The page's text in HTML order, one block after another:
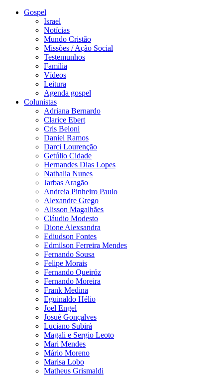
Gospel
Israel
Notícias
Mundo Cristão
Missões / Ação Social
Testemunhos
Família
Vídeos
Leitura
Agenda gospel
Colunistas
Adriana Bernardo
Clarice Ebert
Cris Beloni
Daniel Ramos
Darci Lourenção
Getúlio Cidade
Hernandes Dias Lopes
Nathalia Nunes
Jarbas Aragão
Andreia Pinheiro Paulo
Alexandre Grego
Alisson Magalhães
Cláudio Modesto
Dione Alexsandra
Ediudson Fontes
Edmilson Ferreira Mendes
Fernando Sousa
Felipe Morais
Fernando Queiróz
Fernando Moreira
Frank Medina
Eguinaldo Hélio
Joel Engel
Josué Gonçalves
Luciano Subirá
Magali e Sergio Leoto
Mari Mendes
Mário Moreno
Marisa Lobo
Matheus Grismaldi